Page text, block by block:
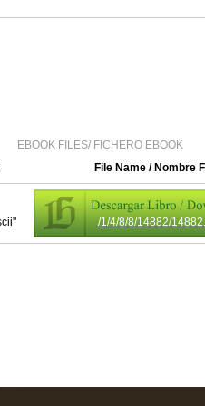
EBOOK FILES/ FICHERO EBOOK
File Name / Nombre
/1/4/8/8/14882/